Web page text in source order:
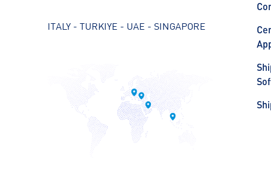
ITALY - TURKIYE - UAE - SINGAPORE